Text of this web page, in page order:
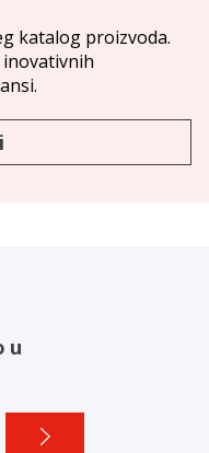
katalog proizvoda.
u